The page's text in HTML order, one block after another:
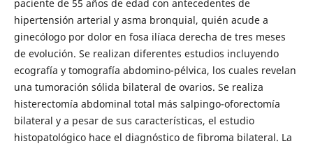
paciente de 55 años de edad con antecedentes de
hipertensión arterial y asma bronquial, quién acude a
ginecólogo por dolor en fosa ilíaca derecha de tres meses
de evolución. Se realizan diferentes estudios incluyendo
ecografía y tomografía abdomino-pélvica, los cuales revelan
una tumoración sólida bilateral de ovarios. Se realiza
histerectomía abdominal total más salpingo-oforectomía
bilateral y a pesar de sus características, el estudio
histopatológico hace el diagnóstico de fibroma bilateral. La